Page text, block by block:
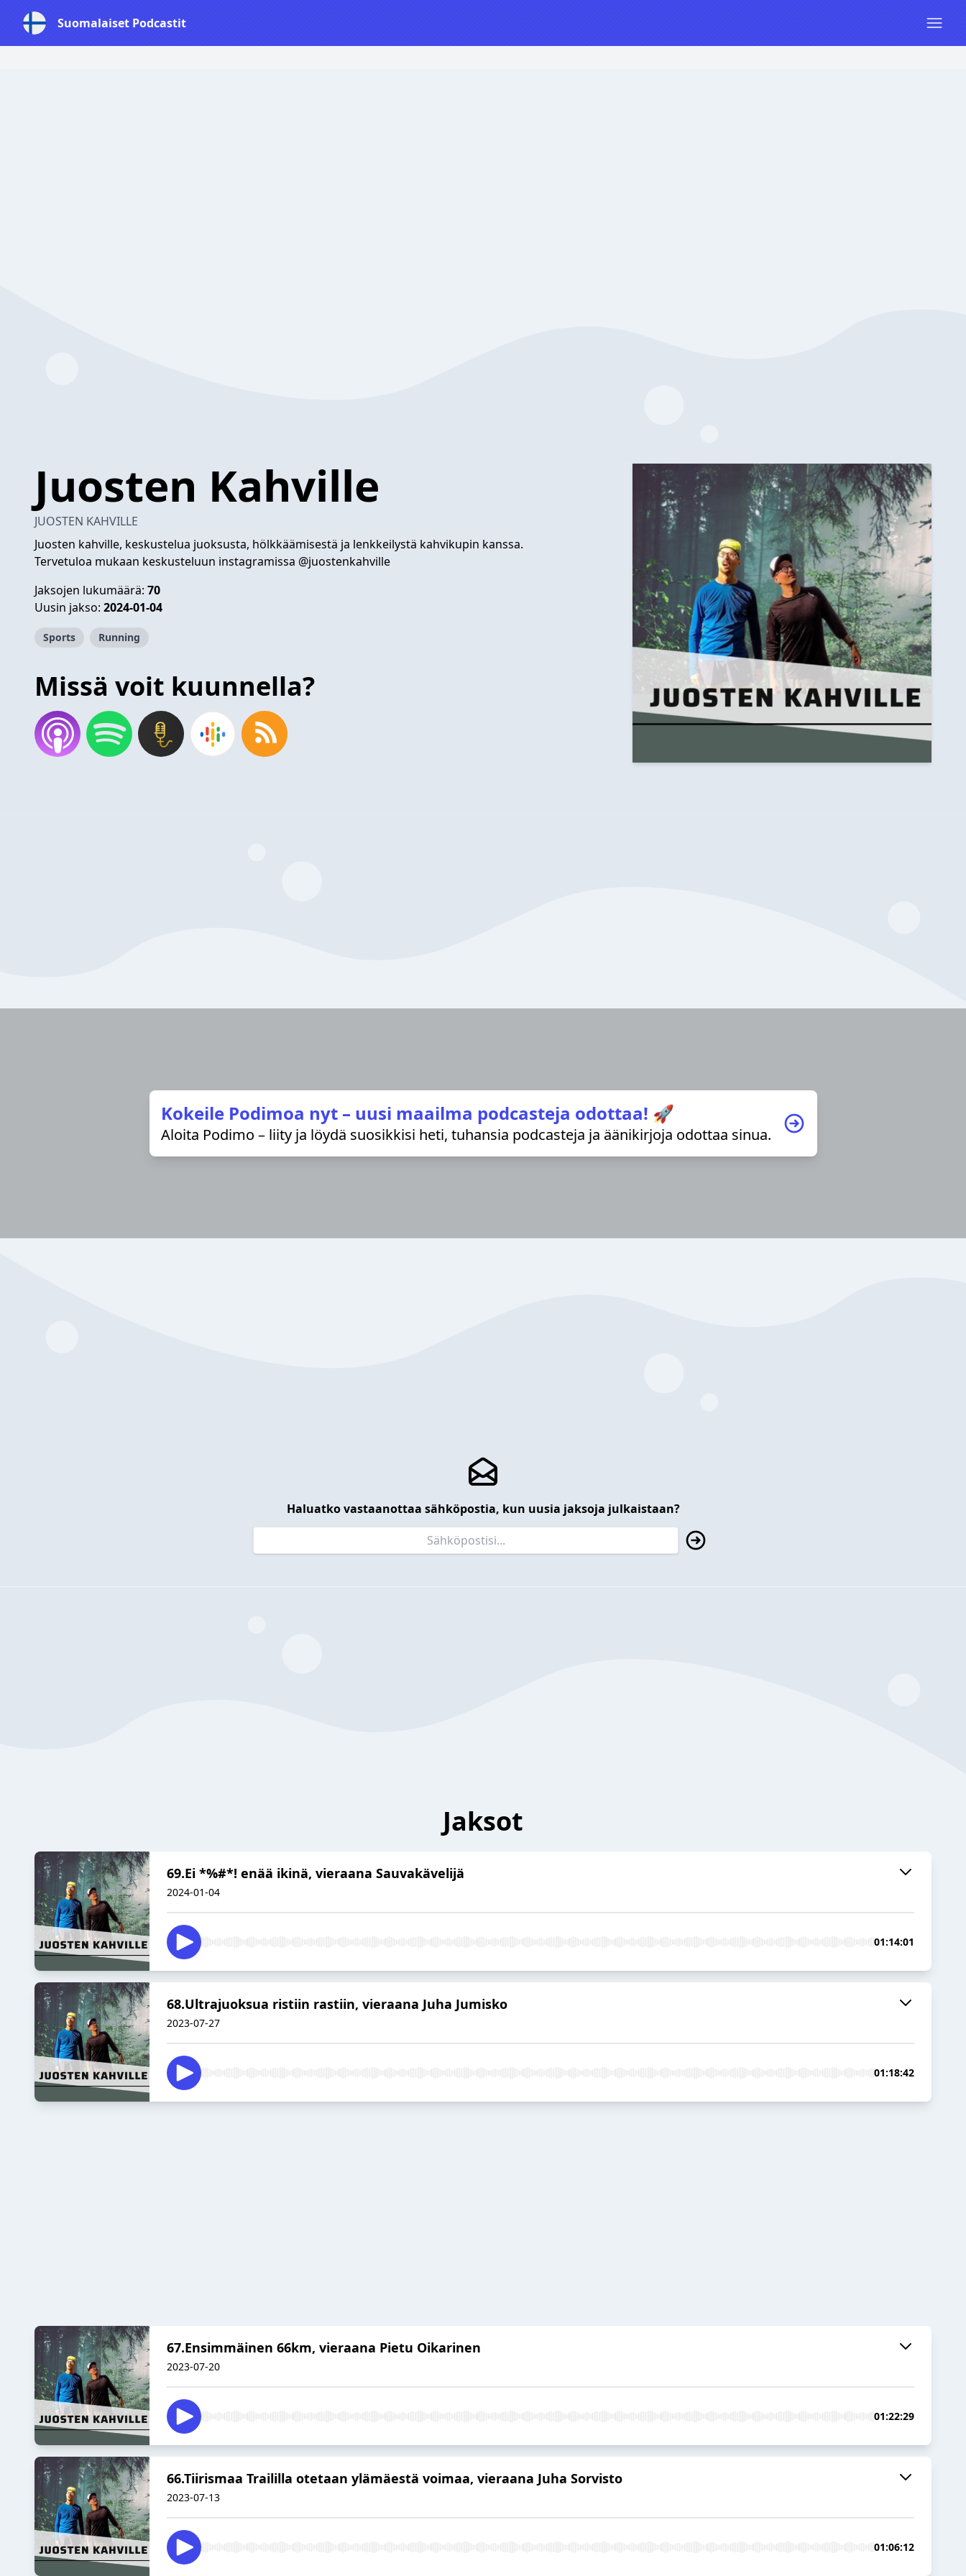
Suomalaiset Podcastit
Juosten Kahville
JUOSTEN KAHVILLE
Juosten kahville, keskustelua juoksusta, hölkkäämisestä ja lenkkeilystä kahvikupin kanssa.
Tervetuloa mukaan keskusteluun instagramissa @juostenkahville
Jaksojen lukumäärä: 70
Uusin jakso: 2024-01-04
Sports Running
Missä voit kuunnella?
Kokeile Podimoa nyt – uusi maailma podcasteja odottaa! 🚀
Aloita Podimo – liity ja löydä suosikkisi heti, tuhansia podcasteja ja äänikirjoja odottaa sinua.
Haluatko vastaanottaa sähköpostia, kun uusia jaksoja julkaistaan?
Jaksot
69.Ei *%#*! enää ikinä, vieraana Sauvakävelijä
2024-01-04
01:14:01
68.Ultrajuoksua ristiin rastiin, vieraana Juha Jumisko
2023-07-27
01:18:42
67.Ensimmäinen 66km, vieraana Pietu Oikarinen
2023-07-20
01:22:29
66.Tiirismaa Traililla otetaan ylämäestä voimaa, vieraana Juha Sorvisto
2023-07-13
01:06:12